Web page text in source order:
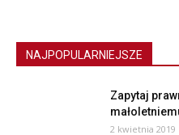
NAJPOPULARNIEJSZE
Zapytaj
2 kwietnia 2019